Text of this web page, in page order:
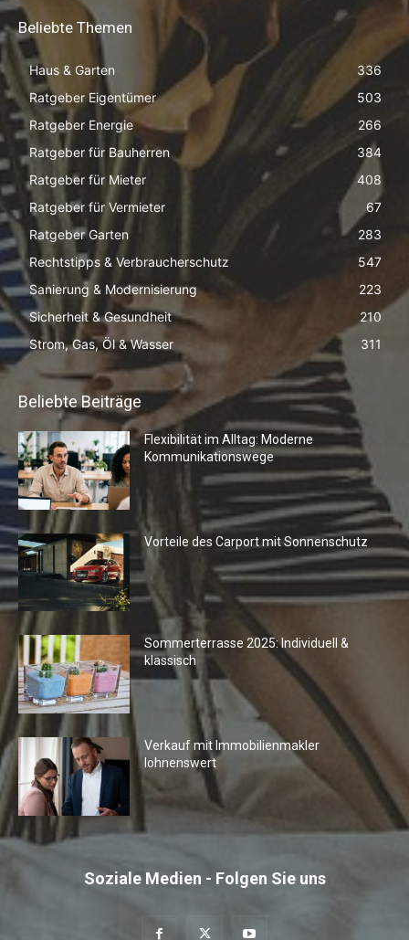
Beliebte Themen
Haus & Garten
336
Ratgeber Eigentümer
503
Ratgeber Energie
266
Ratgeber für Bauherren
384
Ratgeber für Mieter
408
Ratgeber für Vermieter
67
Ratgeber Garten
283
Rechtstipps & Verbraucherschutz
547
Sanierung & Modernisierung
223
Sicherheit & Gesundheit
210
Strom, Gas, Öl & Wasser
311
Beliebte Beiträge
Flexibilität im Alltag: Moderne
Kommunikationswege
Vorteile des Carport mit Sonnenschutz
Sommerterrasse 2025: Individuell &
klassisch
Verkauf mit Immobilienmakler
lohnenswert
Soziale Medien - Folgen Sie uns